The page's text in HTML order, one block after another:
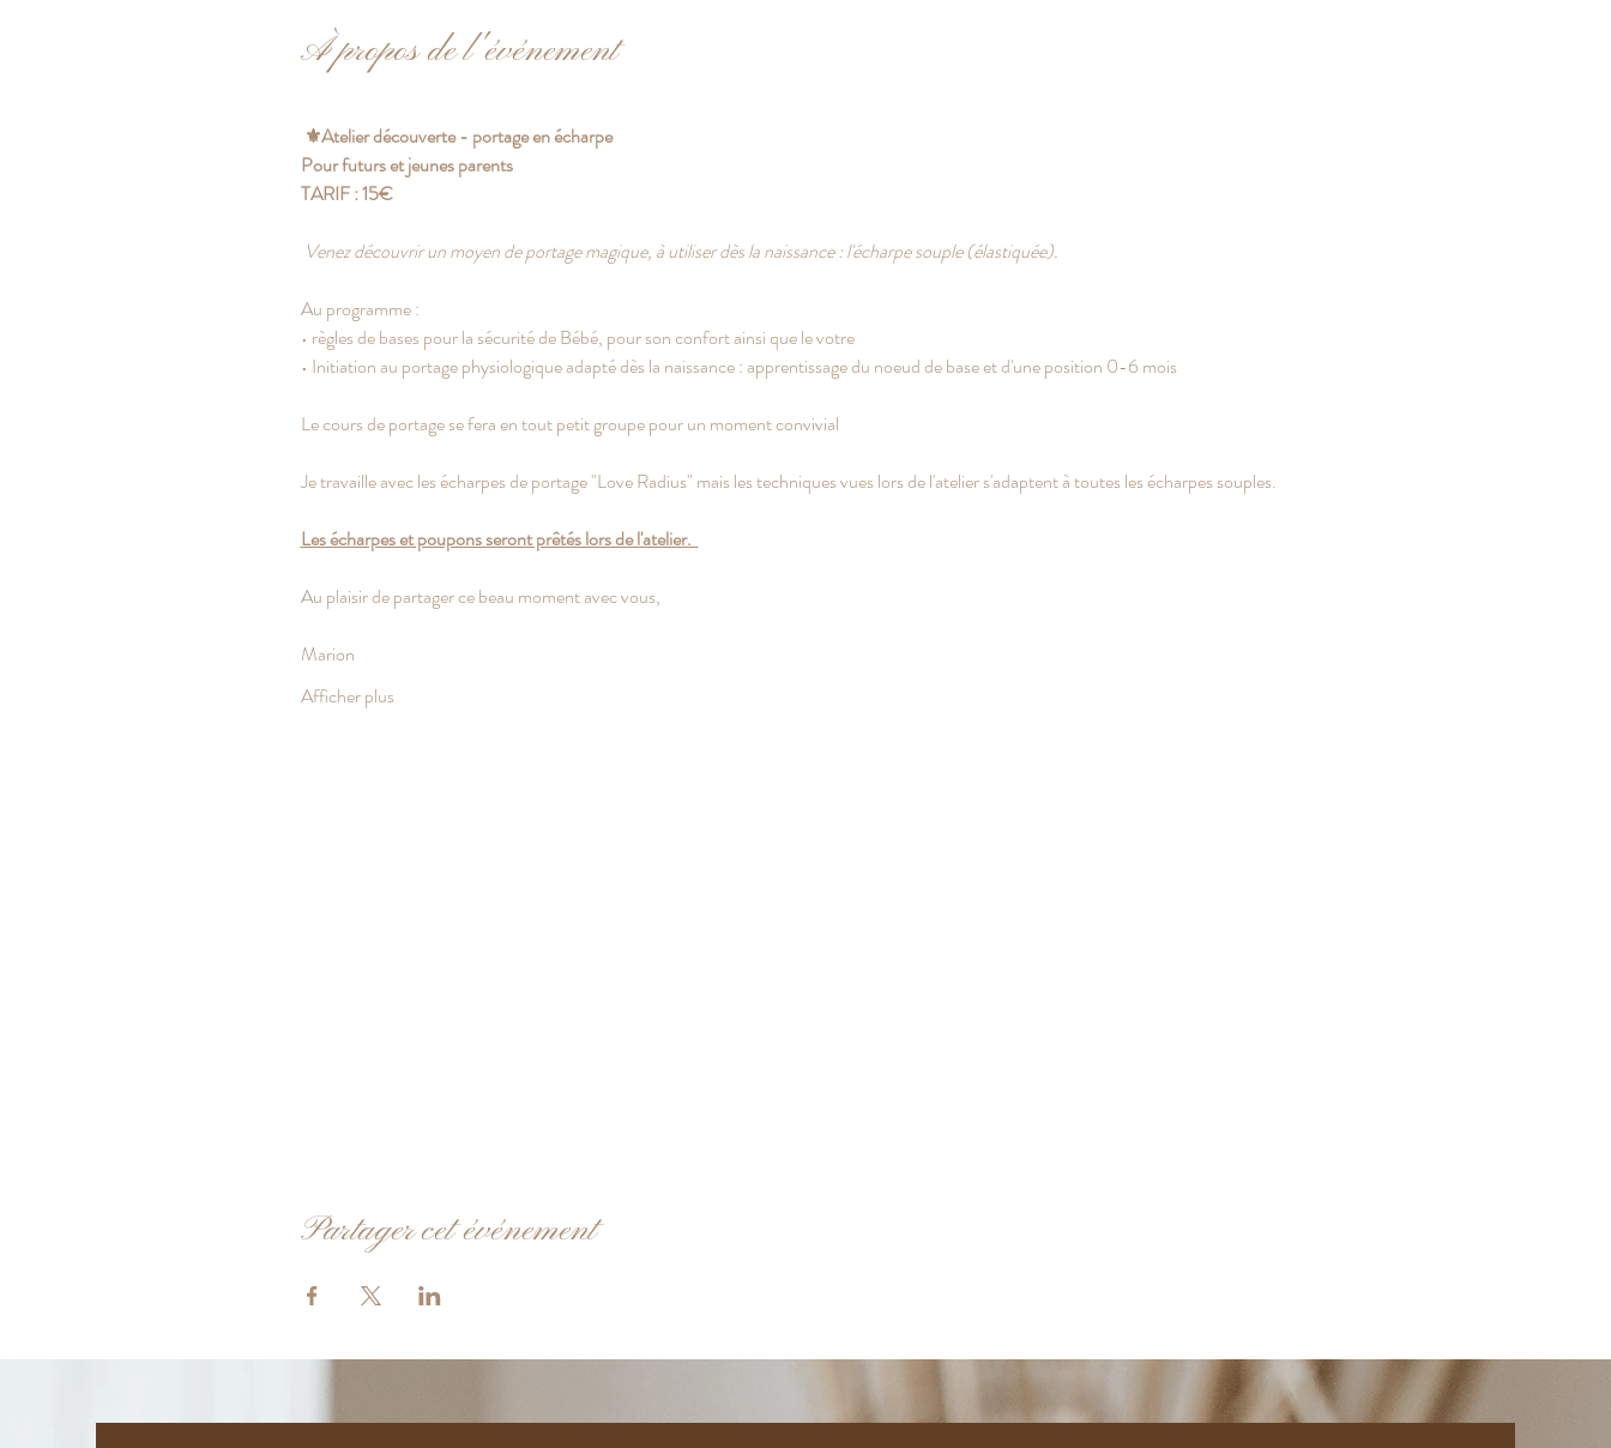
À propos de l'événement
⚜️Atelier découverte - portage en écharpe
Pour futurs et jeunes parents
TARIF : 15€
Venez découvrir un moyen de portage magique, à utiliser dès la naissance : l'écharpe souple (élastiquée).
Au programme :
• règles de bases pour la sécurité de Bébé, pour son confort ainsi que le votre
• Initiation au portage physiologique adapté dès la naissance : apprentissage du noeud de base et d'une position 0-6 mois
Le cours de portage se fera en tout petit groupe pour un moment convivial
Je travaille avec les écharpes de portage "Love Radius" mais les techniques vues lors de l'atelier s'adaptent à toutes les écharpes souples.
Les écharpes et poupons seront prêtés lors de l'atelier.
Au plaisir de partager ce beau moment avec vous,
Marion
Afficher plus
Partager cet événement